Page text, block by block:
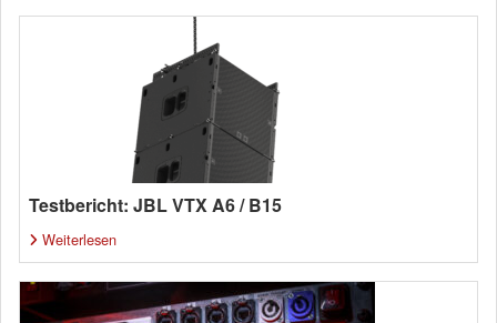
Testbericht: JBL VTX A6 / B15
Weiterlesen